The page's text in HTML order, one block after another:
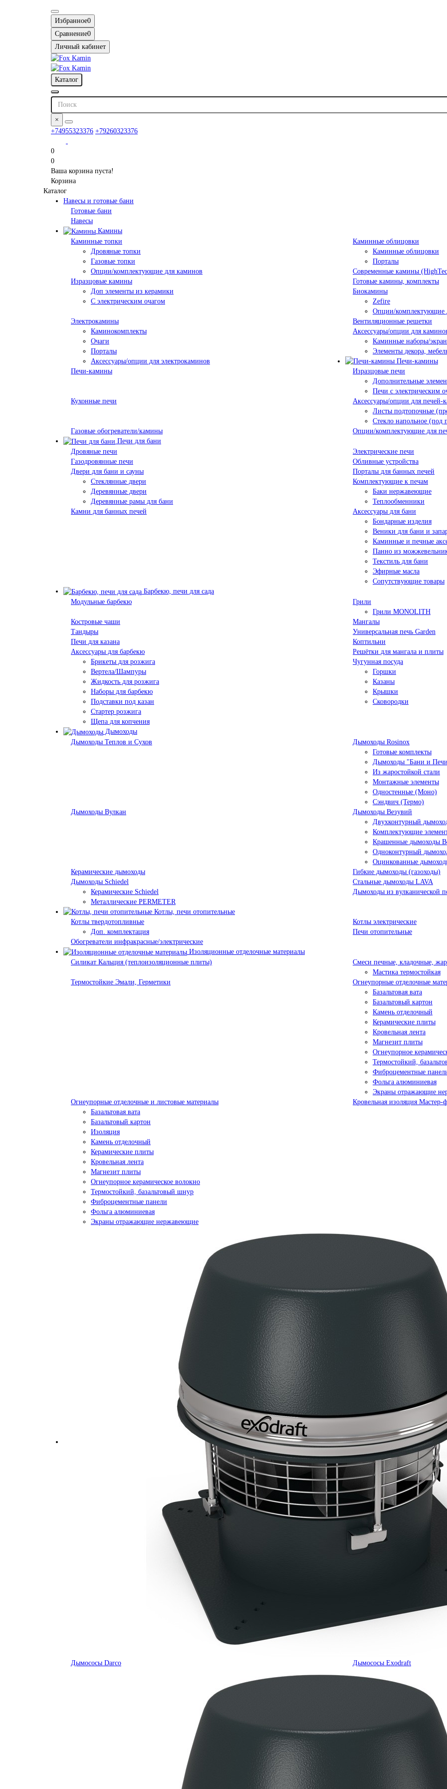
Избранное0
Сравнение0
Личный кабинет
Каталог
×
+74955323376 +79260323376
0
0
Ваша корзина пуста!
Корзина
Каталог
Навесы и готовые бани
Готовые бани
Навесы
Камины
Каминные топки
Дровяные топки
Газовые топки
Опции/комплектующие для каминов
Каминные облицовки
Каминные облицовки
Порталы
Современные камины
Изразцовые камины
Доп элементы из керамики
С электрическим очагом
Готовые камины, комплекты
Биокамины
Zefire
Опции/комплектующие
Электрокамины
Каминокомплекты
Очаги
Порталы
Аксессуары/опции для электрокаминов
Вентиляционные решетки
Аксессуары/опции для
Каминные наборы/
Элементы декора,
Печи-камины
Печи-камины
Изразцовые печи
Дополнительные
Печи с электрическим
Кухонные печи
Аксессуары/опции для печей-
Листы подтопочные
Стекло напольное (под
Газовые обогреватели/камины
Опции/комплектующие для
Печи для бани
Дровяные печи
Электрические печи
Газодровянные печи
Обливные устройства
Двери для бани и сауны
Стеклянные двери
Деревянные двери
Деревянные рамы для бани
Порталы для банных печей
Комплектующие к печам
Баки нержавеющие
Теплообменники
Камни для банных печей
Аксессуары для бани
Бондарные изделия
Веники для бани и
Каминные и печные
Панно из
Текстиль для бани
Эфирные масла
Сопутствующие товары
Барбекю, печи для сада
Модульные барбекю
Грили
Грили MONOLITH
Костровые чаши
Мангалы
Тандыры
Универсальная печь Garden
Печи для казана
Коптильни
Аксессуары для барбекю
Брикеты для розжига
Вертела/Шампуры
Жидкость для розжига
Наборы для барбекю
Подставки под казан
Стартер розжига
Щепа для копчения
Решётки для мангала и плиты
Чугунная посуда
Горшки
Казаны
Крышки
Сковородки
Дымоходы
Дымоходы Теплов и Сухов
Дымоходы Rosinox
Готовые комплекты
Дымоходы "Бани и
Из жаростойкой стали
Монтажные элементы
Одностенные (Моно)
Сэндвич (Термо)
Дымоходы Вулкан
Дымоходы Везувий
Двухконтурный
Комплектующие
Крашенные дымоходы
Одноконтурный
Оцинкованные
Керамические дымоходы
Гибкие дымоходы (газоходы)
Дымоходы Schiedel
Керамические Schiedel
Металлические PERMETER
Стальные дымоходы LAVA
Дымоходы из вулканической
Котлы, печи отопительные
Котлы твердотопливные
Доп. комплектация
Котлы электрические
Печи отопительные
Обогреватели инфракрасные/электрические
Изоляционные отделочные материалы
Силикат Кальция (теплоизоляционные плиты)
Смеси печные, кладочные,
Мастика термостойкая
Термостойкие Эмали, Герметики
Огнеупорные отделочные
Базальтовая вата
Базальтовый картон
Камень отделочный
Керамические плиты
Кровельная лента
Магнезит плиты
Огнеупорное
Термостойкий,
Фиброцементные
Фольга алюминиевая
Экраны отражающие
Огнеупорные отделочные и листовые материалы
Базальтовая вата
Базальтовый картон
Изоляция
Камень отделочный
Керамические плиты
Кровельная лента
Магнезит плиты
Огнеупорное керамическое волокно
Термостойкий, базальтовый шнур
Фиброцементные панели
Фольга алюминиевая
Экраны отражающие нержавеющие
Кровельная изоляция Мастер-
Дымососы Darco Дымососы Exodraft